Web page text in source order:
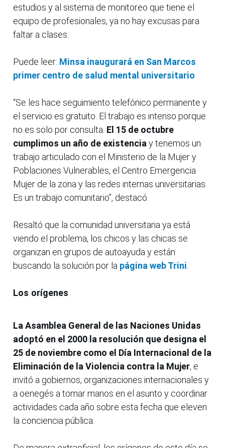
estudios y al sistema de monitoreo que tiene el
equipo de profesionales, ya no hay excusas para
faltar a clases.
Puede leer: Minsa inaugurará en San Marcos
primer centro de salud mental universitario
“Se les hace seguimiento telefónico permanente y
el servicio es gratuito. El trabajo es intenso porque
no es solo por consulta. El 15 de octubre
cumplimos un año de existenciay tenemos un
trabajo articulado con el Ministerio de la Mujer y
Poblaciones Vulnerables, el Centro Emergencia
Mujer de la zona y las redes internas universitarias.
Es un trabajo comunitario”, destacó.
Resaltó que la comunidad universitaria ya está
viendo el problema, los chicos y las chicas se
organizan en grupos de autoayuda y están
buscando la solución por la página web Trini.
Los orígenes
La Asamblea General de las Naciones Unidas
adoptó en el 2000 la resolución que designa el
25 de noviembre como el Día Internacional de la
Eliminación de la Violencia contra la Mujer, e
invitó a gobiernos, organizaciones internacionales y
a oenegés a tomar manos en el asunto y coordinar
actividades cada año sobre esta fecha que eleven
la conciencia pública.